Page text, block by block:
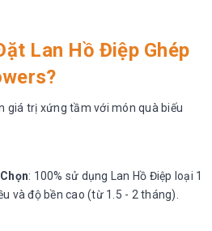
Lan Hồ Điệp Ghép
?
giá trị xứng tầm với món quà biếu
: 100% sử dụng Lan Hồ Điệp loại 1
và độ bền cao (từ 1.5 - 2 tháng).